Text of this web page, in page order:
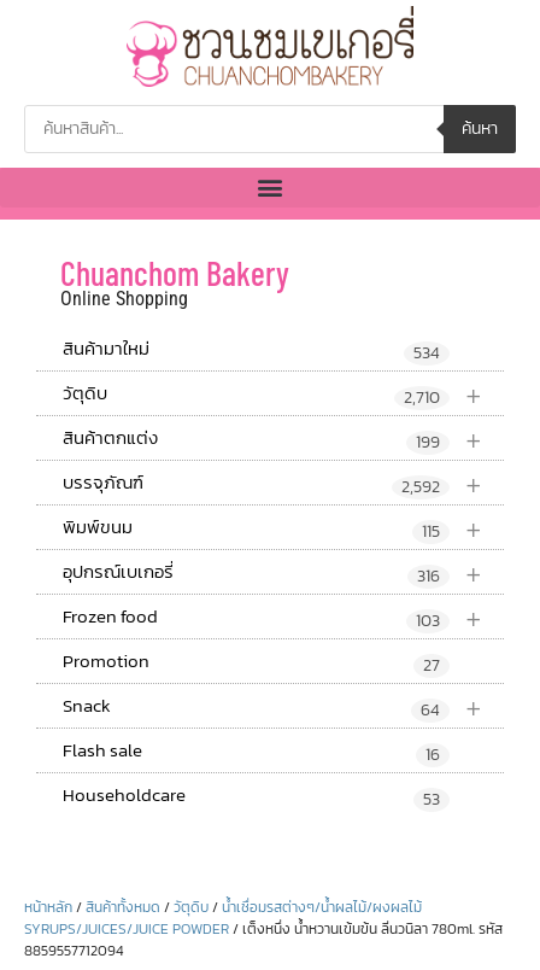
ค้นหา
Chuanchom Bakery
Online Shopping
สินค้ามาใหม่ 534
+
วัตุดิบ 2,710
+
สินค้าตกแต่ง 199
+
บรรจุภัณฑ์ 2,592
+
พิมพ์ขนม 115
+
อุปกรณ์เบเกอรี่ 316
+
Frozen food 103
Promotion 27
+
Snack 64
Flash sale 16
Householdcare 53
หน้าหลัก/สินค้าทั้งหมด /วัตุดิบ/น้ำเชื่อมรสต่างๆ/น้ำผลไม้/ผงผลไม้
SYRUPS/JUICES/JUICE POWDER/ เต็งหนึ่ง น้ำหวานเข้มข้น ลิ่นวนิลา 780ml. รหัส
8859557712094